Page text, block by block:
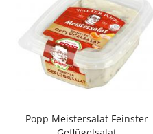
Popp Meistersalat Feinster